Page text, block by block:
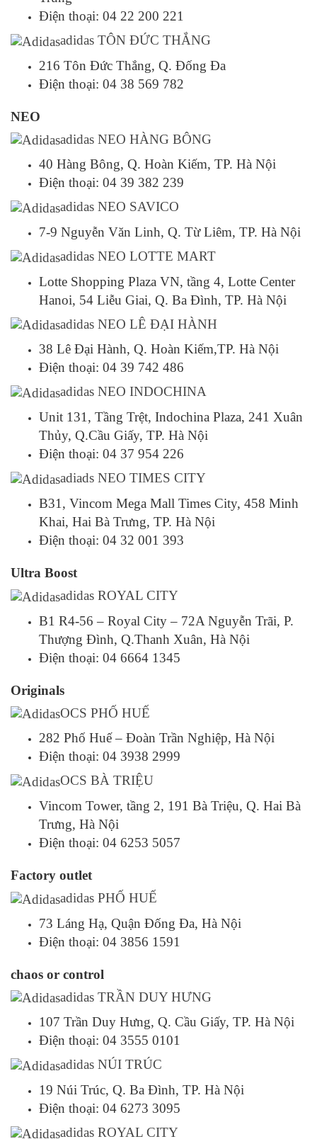
Điện thoại: 04 22 200 221
adidas TÔN ĐỨC THẮNG
216 Tôn Đức Thắng, Q. Đống Đa
Điện thoại: 04 38 569 782
NEO
adidas NEO HÀNG BÔNG
40 Hàng Bông, Q. Hoàn Kiếm, TP. Hà Nội
Điện thoại: 04 39 382 239
adidas NEO SAVICO
7-9 Nguyễn Văn Linh, Q. Từ Liêm, TP. Hà Nội
adidas NEO LOTTE MART
Lotte Shopping Plaza VN, tầng 4, Lotte Center
Hanoi, 54 Liễu Giai, Q. Ba Đình, TP. Hà Nội
adidas NEO LÊ ĐẠI HÀNH
38 Lê Đại Hành, Q. Hoàn Kiếm,TP. Hà Nội
Điện thoại: 04 39 742 486
adidas NEO INDOCHINA
Unit 131, Tầng Trệt, Indochina Plaza, 241 Xuân
Thủy, Q.Cầu Giấy, TP. Hà Nội
Điện thoại: 04 37 954 226
adiads NEO TIMES CITY
B31, Vincom Mega Mall Times City, 458 Minh
Khai, Hai Bà Trưng, TP. Hà Nội
Điện thoại: 04 32 001 393
Ultra Boost
adidas ROYAL CITY
B1 R4-56 – Royal City – 72A Nguyễn Trãi, P.
Thượng Đình, Q.Thanh Xuân, Hà Nội
Điện thoại: 04 6664 1345
Originals
OCS PHỐ HUẾ
282 Phố Huế – Đoàn Trần Nghiệp, Hà Nội
Điện thoại: 04 3938 2999
OCS BÀ TRIỆU
Vincom Tower, tầng 2, 191 Bà Triệu, Q. Hai Bà
Trưng, Hà Nội
Điện thoại: 04 6253 5057
Factory outlet
adidas PHỐ HUẾ
73 Láng Hạ, Quận Đống Đa, Hà Nội
Điện thoại: 04 3856 1591
chaos or control
adidas TRẦN DUY HƯNG
107 Trần Duy Hưng, Q. Cầu Giấy, TP. Hà Nội
Điện thoại: 04 3555 0101
adidas NÚI TRÚC
19 Núi Trúc, Q. Ba Đình, TP. Hà Nội
Điện thoại: 04 6273 3095
adidas ROYAL CITY